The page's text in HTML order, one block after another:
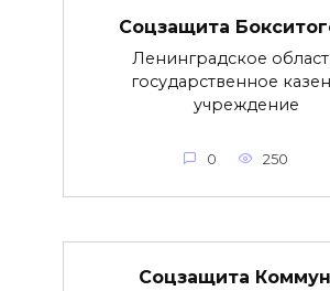
Соцзащита
Ленинградское
государственное
учреждение
0 250
Соцзащита